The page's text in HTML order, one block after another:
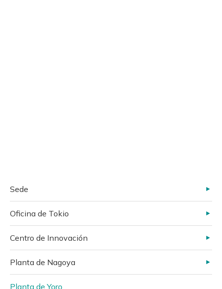
Sede
Oficina de Tokio
Centro de Innovación
Planta de Nagoya
Planta de Yoro